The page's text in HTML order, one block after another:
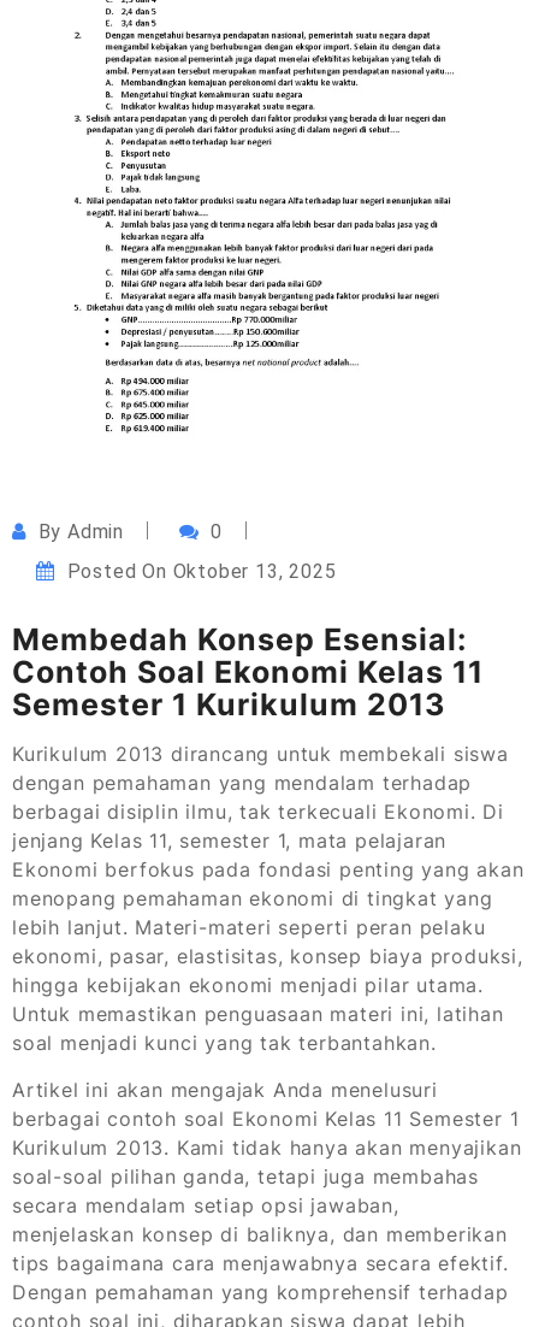
ByAdmin
0
Posted On Oktober 13, 2025
Membedah Konsep Esensial:
Contoh Soal Ekonomi Kelas 11
Semester 1 Kurikulum 2013
Kurikulum 2013 dirancang untuk membekali siswa
dengan pemahaman yang mendalam terhadap
berbagai disiplin ilmu, tak terkecuali Ekonomi. Di
jenjang Kelas 11, semester 1, mata pelajaran
Ekonomi berfokus pada fondasi penting yang akan
menopang pemahaman ekonomi di tingkat yang
lebih lanjut. Materi-materi seperti peran pelaku
ekonomi, pasar, elastisitas, konsep biaya produksi,
hingga kebijakan ekonomi menjadi pilar utama.
Untuk memastikan penguasaan materi ini, latihan
soal menjadi kunci yang tak terbantahkan.
Artikel ini akan mengajak Anda menelusuri
berbagai contoh soal Ekonomi Kelas 11 Semester 1
Kurikulum 2013. Kami tidak hanya akan menyajikan
soal-soal pilihan ganda, tetapi juga membahas
secara mendalam setiap opsi jawaban,
menjelaskan konsep di baliknya, dan memberikan
tips bagaimana cara menjawabnya secara efektif.
Dengan pemahaman yang komprehensif terhadap
contoh soal ini, diharapkan siswa dapat lebih